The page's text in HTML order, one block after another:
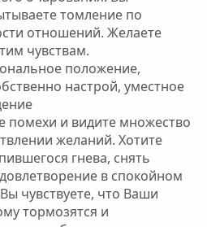
томление по
отношений. Желаете
чувствам.
положение,
настрой, уместное
и видите множество
желаний. Хотите
гнева, снять
в спокойном
чувствуете, что Ваши
тормозятся и